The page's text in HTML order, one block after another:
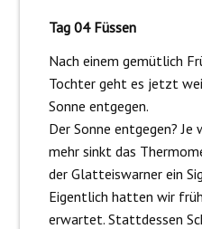
Tag 04 Füssen
Nach einem gemütlich
Tochter geht es jetzt
Sonne entgegen.
Der Sonne entgegen?
mehr sinkt das
der Glatteiswarner ein
Eigentlich hatten wir
erwartet. Stattdessen